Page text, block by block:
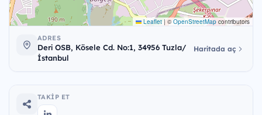
Leaflet |©OpenStreetMapcontributors
ADRES
Deri OSB, Kösele Cd. No:1, 34956 Tuzla/
İstanbul
Haritada aç
TAKIP ET